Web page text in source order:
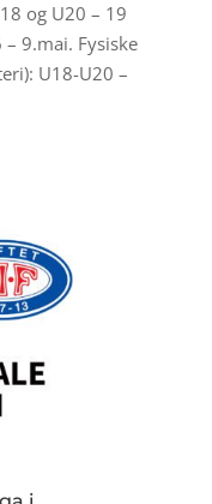
og U20 – 19
9.mai. Fysiske
U18-U20 –